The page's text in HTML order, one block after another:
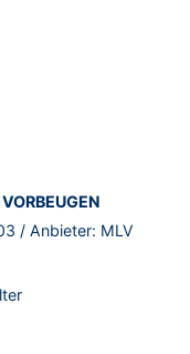
/ Anbieter: MLV